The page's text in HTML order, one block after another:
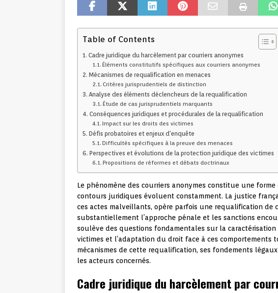
Table of Contents
Cadre juridique du harcèlement par courriers anonymes
Éléments constitutifs spécifiques aux courriers anonymes
Mécanismes de requalification en menaces
Critères jurisprudentiels de distinction
Analyse des éléments déclencheurs de la requalification
Étude de cas jurisprudentiels marquants
Conséquences juridiques et procédurales de la requalification
Impact sur les droits des victimes
Défis probatoires et enjeux d’enquête
Difficultés spécifiques à la preuve des menaces
Perspectives et évolutions de la protection juridique des victimes
Propositions de réformes et débats doctrinaux
Le phénomène des courriers anonymes constitue une
contours juridiques évoluent constamment. La justice
ces actes malveillants, opère parfois une requalification de
substantiellement l’approche pénale et les sanctions
soulève des questions fondamentales sur la
victimes et l’adaptation du droit face à ces comportements
mécanismes de cette requalification, ses fondements
les acteurs concernés.
Cadre juridique du harcèlement par